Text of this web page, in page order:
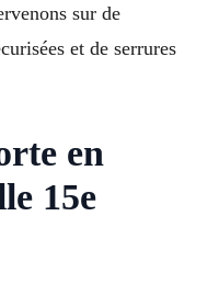
sur de
et de serrures
en
15e